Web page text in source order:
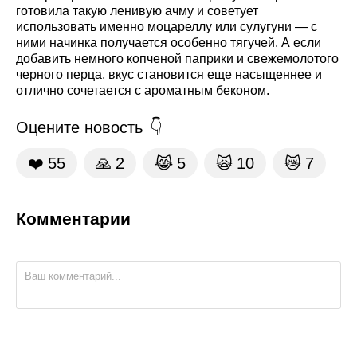
готовила такую ленивую ачму и советует
использовать именно моцареллу или сулугуни — с
ними начинка получается особенно тягучей. А если
добавить немного копченой паприки и свежемолотого
черного перца, вкус становится еще насыщеннее и
отлично сочетается с ароматным беконом.
Оцените новость
❤️ 55 🙏 2 😹 5 🙀 10 😿 7
Комментарии